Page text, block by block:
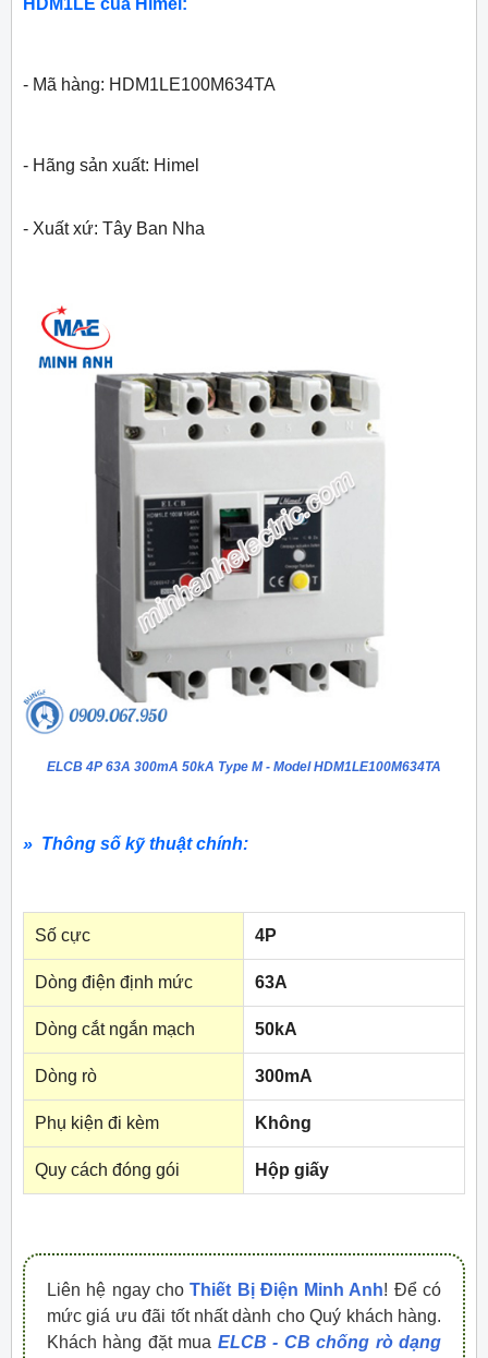
HDM1LE của Himel:
- Mã hàng: HDM1LE100M634TA
- Hãng sản xuất: Himel
- Xuất xứ: Tây Ban Nha
ELCB 4P 63A 300mA 50kA Type M - Model HDM1LE100M634TA
» Thông số kỹ thuật chính:
Số cực 4P
Dòng điện định mức 63A
Dòng cắt ngắn mạch 50kA
Dòng rò 300mA
Phụ kiện đi kèm Không
Quy cách đóng gói Hộp giấy
Liên hệ ngay choThiết Bị Điện Minh Anh! Để có
mức giá ưu đãi tốt nhất dành cho Quý khách hàng.
Khách hàng đặt mua ELCB - CB chống rò dạng